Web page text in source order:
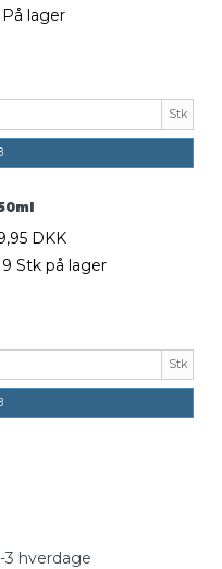
På lager
Stk
DKK
9 Stk på lager
Stk
3 hverdage